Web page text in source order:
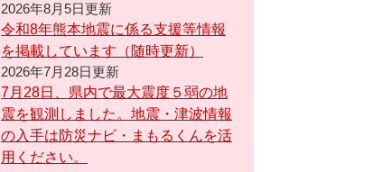
2026年8月5日更新
令和8年熊本地震に係る支援等情報
を掲載しています（随時更新）
2026年7月28日更新
7月28日、県内で最大震度５弱の地
震を観測しました。地震・津波情報
の入手は防災ナビ・まもるくんを活
用ください。